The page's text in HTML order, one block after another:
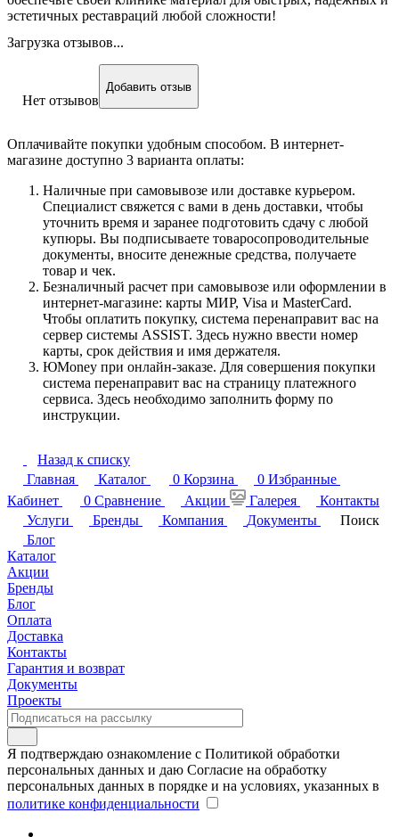
эстетичных реставраций любой сложности!
Загрузка отзывов...
Нет отзывов
Добавить отзыв
Оплачивайте покупки удобным способом. В интернет-
магазине доступно 3 варианта оплаты:
Наличные при самовывозе или доставке курьером.
Специалист свяжется с вами в день доставки, чтобы
уточнить время и заранее подготовить сдачу с любой
купюры. Вы подписываете товаросопроводительные
документы, вносите денежные средства, получаете
товар и чек.
Безналичный расчет при самовывозе или оформлении в
интернет-магазине: карты МИР, Visa и MasterCard.
Чтобы оплатить покупку, система перенаправит вас на
сервер системы ASSIST. Здесь нужно ввести номер
карты, срок действия и имя держателя.
ЮMoney при онлайн-заказе. Для совершения покупки
система перенаправит вас на страницу платежного
сервиса. Здесь необходимо заполнить форму по
инструкции.
Назад к списку
Главная
Каталог 0 Корзина 0 Избранные
Кабинет
0 Сравнение Акции Галерея
Контакты
Услуги
Бренды Компания Документы
Поиск
Блог
Каталог
Акции
Бренды
Блог
Оплата
Доставка
Контакты
Гарантия и возврат
Документы
Проекты
Я подтверждаю ознакомление с Политикой обработки
персональных данных и даю Согласие на обработку
персональных данных в порядке и на условиях, указанных в
политике конфиденциальности